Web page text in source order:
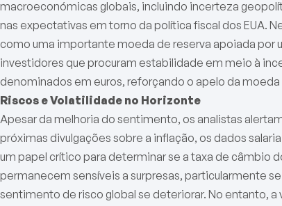
macroeconómicas globais, incluindo incerteza
nas expectativas em torno da política fiscal dos EUA.
como uma importante moeda de reserva apoiada por
investidores que procuram estabilidade em meio à
denominados em euros, reforçando o apelo da
Riscos e Volatilidade no Horizonte
Apesar da melhoria do sentimento, os analistas
próximas divulgações sobre a inflação, os dados
um papel crítico para determinar se a taxa de câmbio
permanecem sensíveis a surpresas, particularmente
sentimento de risco global se deteriorar. No entanto,